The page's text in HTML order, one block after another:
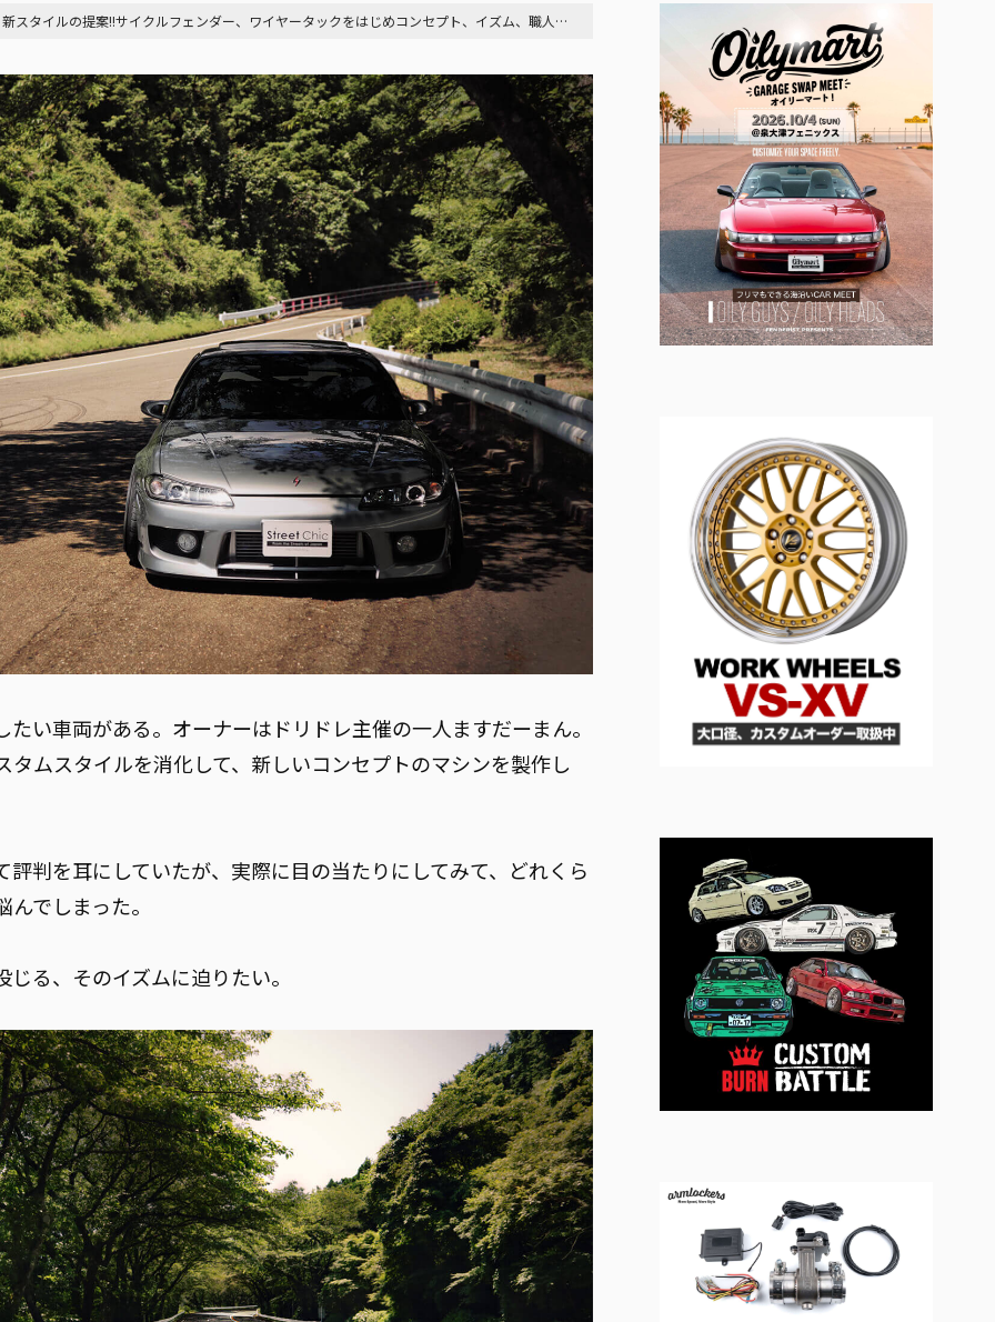
タイルの提案!!サイクルフェンダー、ワイヤータックをはじめコンセプト、イズム、職人芸が詰まったS15シルビア
い車両がある。オーナーはドリドレ主催の一人ますだーまん。
ムスタイルを消化して、新しいコンセプトのマシンを製作し
判を耳にしていたが、実際に目の当たりにしてみて、どれくら
でしまった。
る、そのイズムに迫りたい。